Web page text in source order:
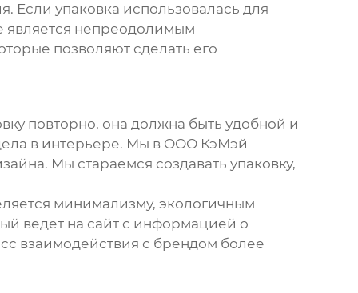
Если упаковка использовалась для
является непреодолимым
позволяют сделать его
повторно, она должна быть удобной и
в интерьере. Мы в ООО КэМэй
Мы стараемся создавать упаковку,
минимализму, экологичным
ведет на сайт с информацией о
взаимодействия с брендом более